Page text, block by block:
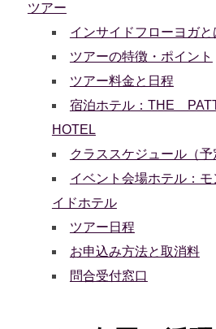
ツアー
インサイドフローヨガと
ツアーの特徴・ポイント
ツアー料金と日程
宿泊ホテル：THE
HOTEL
クラススケジュール（予
イベント会場ホテル：
イドホテル
ツアー日程
お申込み方法と取消料
問合受付窓口